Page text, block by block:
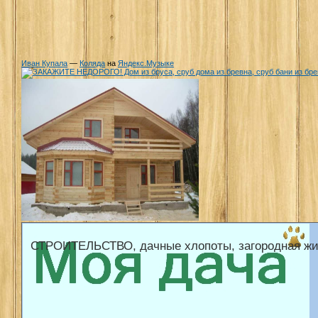
Иван Купала — Коляда на Яндекс.Музыке
СТРОИТЕЛЬСТВО, дачные хлопоты, загородная